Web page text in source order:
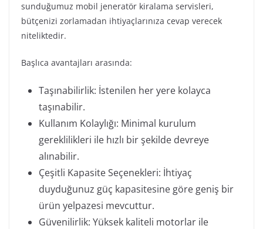
sunduğumuz mobil jeneratör kiralama servisleri,
bütçenizi zorlamadan ihtiyaçlarınıza cevap verecek
niteliktedir.
Başlıca avantajları arasında:
Taşınabilirlik: İstenilen her yere kolayca
taşınabilir.
Kullanım Kolaylığı: Minimal kurulum
gereklilikleri ile hızlı bir şekilde devreye
alınabilir.
Çeşitli Kapasite Seçenekleri: İhtiyaç
duyduğunuz güç kapasitesine göre geniş bir
ürün yelpazesi mevcuttur.
Güvenilirlik: Yüksek kaliteli motorlar ile